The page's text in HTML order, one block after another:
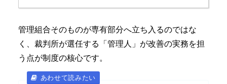
管理組合そのものが専有部分へ立ち入るのではな
く、裁判所が選任する「管理人」が改善の実務を担
う点が制度の核心です。